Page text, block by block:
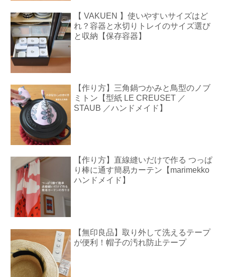
【 VAKUEN 】使いやすいサイズはど
れ？容器と水切りトレイのサイズ選び
と収納【保存容器】
【作り方】三角鍋つかみと鳥型のノブ
ミトン【型紙 LE CREUSET ／
STAUB ／ハンドメイド】
【作り方】直線縫いだけで作る つっぱ
り棒に通す簡易カーテン【marimekko
ハンドメイド】
【無印良品】取り外して洗えるテープ
が便利！帽子の汚れ防止テープ